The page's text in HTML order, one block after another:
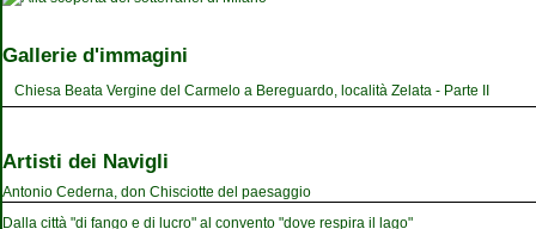
Gallerie d'immagini
Chiesa Beata Vergine del Carmelo a Bereguardo, località Zelata - Parte II
Artisti dei Navigli
Antonio Cederna, don Chisciotte del paesaggio
Dalla città "di fango e di lucro" al convento "dove respira il lago"